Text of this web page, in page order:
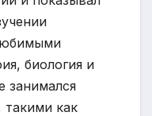
биология и
занимался
как